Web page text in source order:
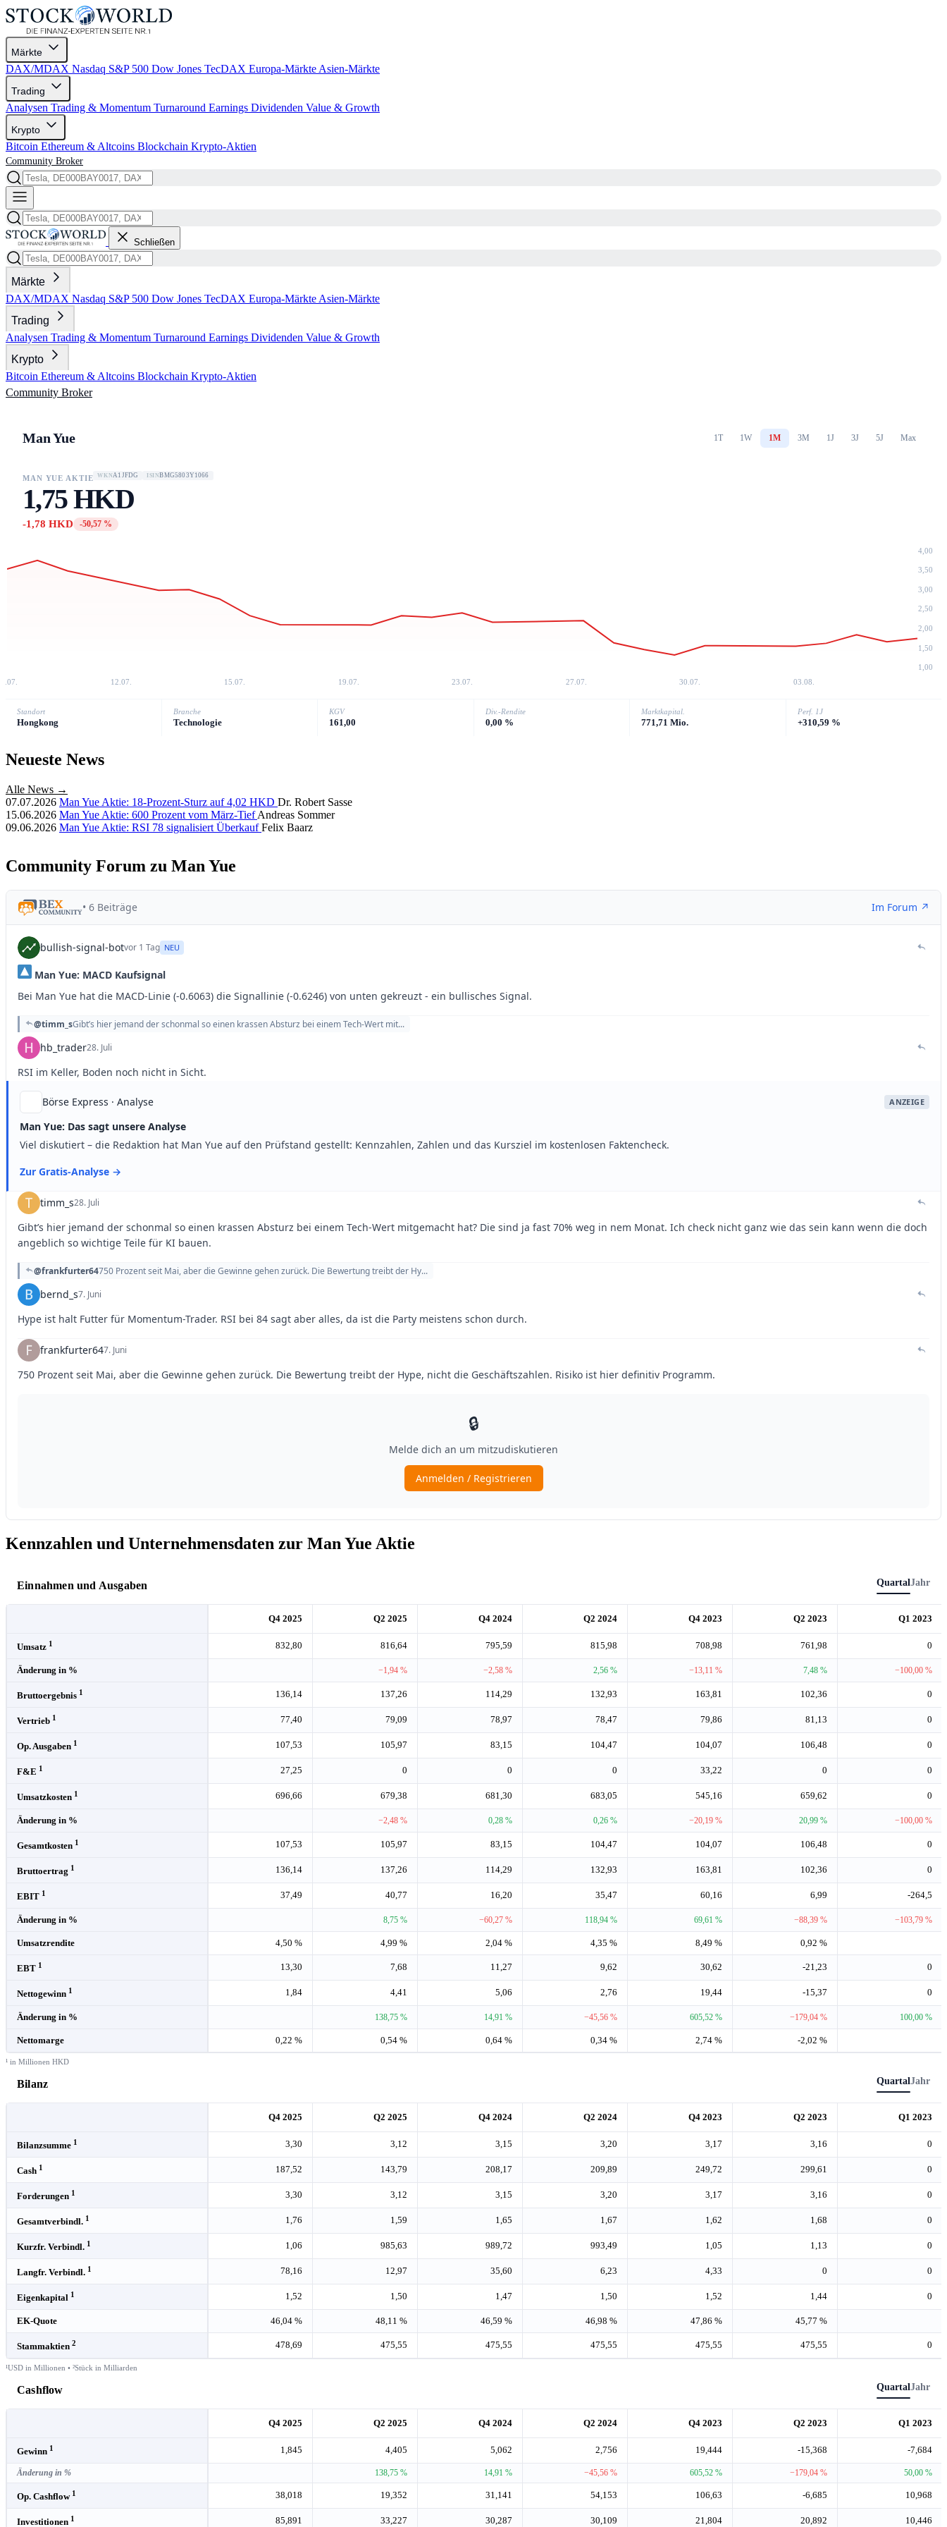
Märkte
DAX/MDAX Nasdaq S&P 500 Dow Jones TecDAX Europa-Märkte Asien-Märkte
Trading
Analysen Trading & Momentum Turnaround Earnings Dividenden Value & Growth
Krypto
Bitcoin Ethereum & Altcoins Blockchain Krypto-Aktien
Community Broker
Schließen
Märkte
DAX/MDAX Nasdaq S&P 500 Dow Jones TecDAX Europa-Märkte Asien-Märkte
Trading
Analysen Trading & Momentum Turnaround Earnings Dividenden Value & Growth
Krypto
Bitcoin Ethereum & Altcoins Blockchain Krypto-Aktien
Community Broker
Man Yue 1T 1W 1M 3M 1J 3J 5J Max
MAN YUE AKTIE WKNA1JFDG ISINBMG5803Y1066
1,75 HKD
-1,78 HKD -50,57 %
4,00
3,50
3,00
2,50
2,00
1,50
1,00
12.07. 15.07. 19.07. 23.07. 27.07. 30.07. 03.08.
Standort
Hongkong
Branche
Technologie
KGV
161,00
Div.-Rendite
0,00 %
Marktkapital.
771,71 Mio.
Perf. 1J
+310,59 %
Neueste News
Alle News →
07.07.2026 Man Yue Aktie: 18-Prozent-Sturz auf 4,02 HKD Dr. Robert Sasse
15.06.2026 Man Yue Aktie: 600 Prozent vom März-TiefAndreas Sommer
09.06.2026 Man Yue Aktie: RSI 78 signalisiert ÜberkaufFelix Baarz
Community Forum zu Man Yue
Kennzahlen und Unternehmensdaten zur Man Yue Aktie
Einnahmen und Ausgaben QuartalJahr
Q4 2025 Q2 2025 Q4 2024 Q2 2024 Q4 2023 Q2 2023 Q1 2023
Umsatz 1 832,80 816,64 795,59 815,98 708,98 761,98 0
Änderung in % −1,94 % −2,58 % 2,56 % −13,11 % 7,48 % −100,00 %
Bruttoergebnis 1 136,14 137,26 114,29 132,93 163,81 102,36 0
Vertrieb 1 77,40 79,09 78,97 78,47 79,86 81,13 0
Op. Ausgaben 1 107,53 105,97 83,15 104,47 104,07 106,48 0
F&E 1 27,25 0 0 0 33,22 0 0
Umsatzkosten 1 696,66 679,38 681,30 683,05 545,16 659,62 0
Änderung in % −2,48 % 0,28 % 0,26 % −20,19 % 20,99 % −100,00 %
Gesamtkosten 1 107,53 105,97 83,15 104,47 104,07 106,48 0
Bruttoertrag 1 136,14 137,26 114,29 132,93 163,81 102,36 0
EBIT 1 37,49 40,77 16,20 35,47 60,16 6,99 -264,5
Änderung in % 8,75 % −60,27 % 118,94 % 69,61 % −88,39 % −103,79 %
Umsatzrendite 4,50 % 4,99 % 2,04 % 4,35 % 8,49 % 0,92 %
EBT 1 13,30 7,68 11,27 9,62 30,62 -21,23 0
Nettogewinn 1 1,84 4,41 5,06 2,76 19,44 -15,37 0
Änderung in % 138,75 % 14,91 % −45,56 % 605,52 % −179,04 % 100,00 %
Nettomarge 0,22 % 0,54 % 0,64 % 0,34 % 2,74 % -2,02 %
¹ in Millionen HKD
Bilanz QuartalJahr
Q4 2025 Q2 2025 Q4 2024 Q2 2024 Q4 2023 Q2 2023 Q1 2023
Bilanzsumme 1 3,30 3,12 3,15 3,20 3,17 3,16 0
Cash 1 187,52 143,79 208,17 209,89 249,72 299,61 0
Forderungen 1 3,30 3,12 3,15 3,20 3,17 3,16 0
Gesamtverbindl. 1 1,76 1,59 1,65 1,67 1,62 1,68 0
Kurzfr. Verbindl. 1 1,06 985,63 989,72 993,49 1,05 1,13 0
Langfr. Verbindl. 1 78,16 12,97 35,60 6,23 4,33 0 0
Eigenkapital 1 1,52 1,50 1,47 1,50 1,52 1,44 0
EK-Quote 46,04 % 48,11 % 46,59 % 46,98 % 47,86 % 45,77 %
Stammaktien 2 478,69 475,55 475,55 475,55 475,55 475,55 0
¹USD in Millionen • ²Stück in Milliarden
Cashflow QuartalJahr
Q4 2025 Q2 2025 Q4 2024 Q2 2024 Q4 2023 Q2 2023 Q1 2023
Gewinn 1 1,845 4,405 5,062 2,756 19,444 -15,368 -7,684
Änderung in % 138,75 % 14,91 % −45,56 % 605,52 % −179,04 % 50,00 %
Op. Cashflow 1 38,018 19,352 31,141 54,153 106,63 -6,685 10,968
Investitionen 1 85,891 33,227 30,287 30,109 21,804 20,892 10,446